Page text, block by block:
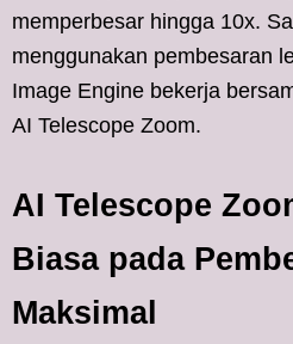
memperbesar hingga 10x.
menggunakan pembesaran
Image Engine bekerja
AI Telescope Zoom.
AI Telescope
Biasa pada
Maksimal